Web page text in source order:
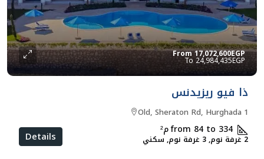
From17,072,600EGP
24,984,435EGP
ذا فيو ريزيدنس
Old, Sheraton Rd, Hurghada 1
from 84 to 334م²
2 غرفة نوم, 3 غرفة نوم, سكني Details